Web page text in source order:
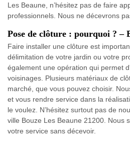
Les Beaune, n’hésitez pas de faire
professionnels. Nous ne décevrons
Pose de clôture : pourquoi ? –
Faire installer une clôture est
délimitation de votre jardin ou votre
également une opération qui permet
voisinages. Plusieurs matériaux de
marché, que vous pouvez choisir.
et vous rendre service dans la
le voulez. N’hésitez surtout pas de
ville Bouze Les Beaune 21200. Nous
votre service sans décevoir.